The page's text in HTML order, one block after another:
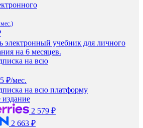
электронный учебник для личного
на 6 месяцев.
на всю
₽/мес.
на всю платформу
издание
2 579 ₽
2 663 ₽